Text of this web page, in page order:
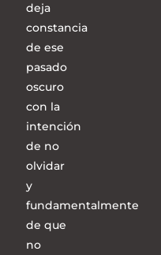
deja
constancia
de ese
pasado
oscuro
con la
intención
de no
olvidar
y
fundamentalmente
de que
no